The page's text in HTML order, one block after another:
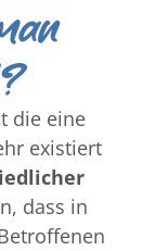
die eine
existiert
dass in